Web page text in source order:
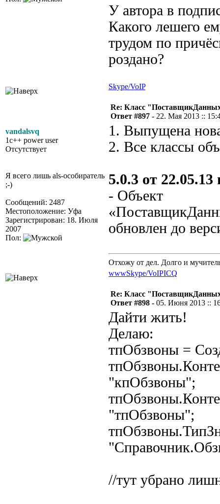
У автора в
Какого лешего
трудом по
роздано?
Skype/VoIP
vandalsvq
1c++ power user
Отсутствует
Я всего лишь als-особиратель
;-)
Сообщений: 2487
Местоположение: Уфа
Зарегистрирован: 18. Июля
2007
Пол:
Re: Класс
Ответ #897 - 22. Мая 2013 ::
1. Выпущена
2. Все классы
5.0.3 от 22.05.13
- Объект
обновлен до
Отхожу от дел. Долго и
wwwSkype/VoIPICQ
Re: Класс
Ответ #898 - 05. Июня 2013 ::
Дайти жить!
Делаю:
тпОбзвоны =
"кпОбзвоны";
"тпОбзвоны";
//тут убрано